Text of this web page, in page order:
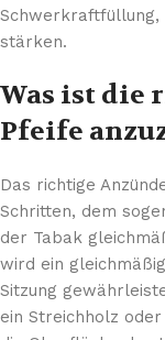
stärken.
Was ist die
Pfeife
Das richtige
Schritten, dem
der Tabak
wird ein
Sitzung
ein Streichholz